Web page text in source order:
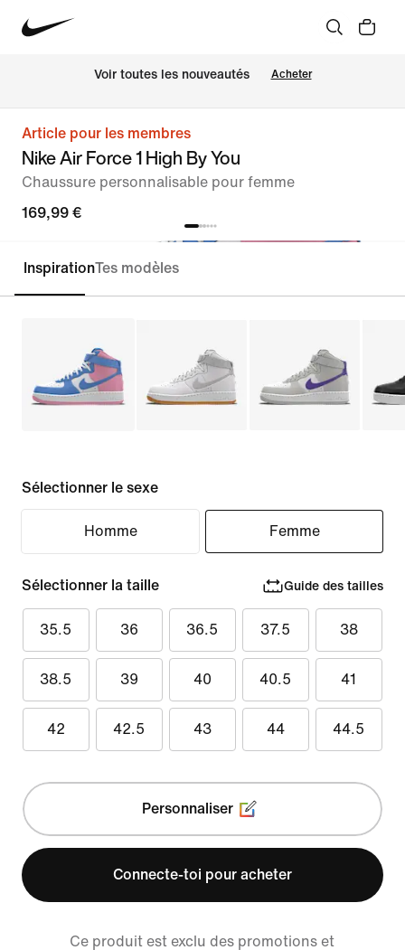
Voir toutes les nouveautés Acheter
Article pour les membres
Nike Air Force 1 High By You
Chaussure personnalisable pour femme
169,99 €
Personnaliser
InspirationTes modèles
Sélectionner le sexe
Homme Femme
Sélectionner la taille Guide des tailles
35.5 36 36.5 37.5 38
38.5 39 40 40.5 41
42 42.5 43 44 44.5
Personnaliser
Connecte-toi pour acheter
Ce produit est exclu des promotions et